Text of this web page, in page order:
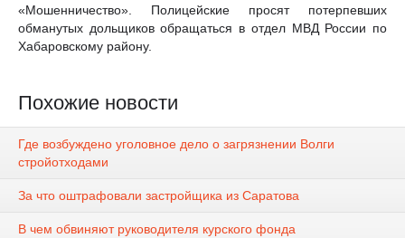
«Мошенничество». Полицейские просят потерпевших
обманутых дольщиков обращаться в отдел МВД России по
Хабаровскому району.
Похожие новости
Где возбуждено уголовное дело о загрязнении Волги
стройотходами
За что оштрафовали застройщика из Саратова
В чем обвиняют руководителя курского фонда